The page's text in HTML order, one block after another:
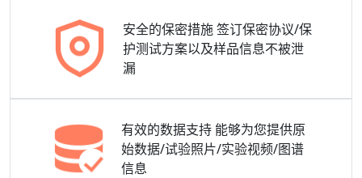
安全的保密措施 签订保密协议/保
护测试方案以及样品信息不被泄
漏
有效的数据支持 能够为您提供原
始数据/试验照片/实验视频/图谱
信息